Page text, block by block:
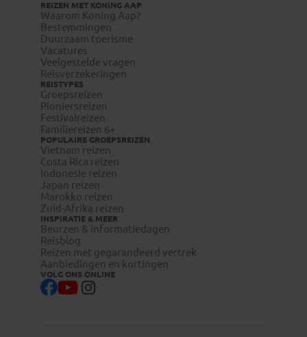
REIZEN MET KONING AAP
Waarom Koning Aap?
Bestemmingen
Duurzaam toerisme
Vacatures
Veelgestelde vragen
Reisverzekeringen
REISTYPES
Groepsreizen
Pioniersreizen
Festivalreizen
Familiereizen 6+
POPULAIRE GROEPSREIZEN
Vietnam reizen
Costa Rica reizen
Indonesie reizen
Japan reizen
Marokko reizen
Zuid-Afrika reizen
INSPIRATIE & MEER
Beurzen & informatiedagen
Reisblog
Reizen met gegarandeerd vertrek
Aanbiedingen en kortingen
VOLG ONS ONLINE